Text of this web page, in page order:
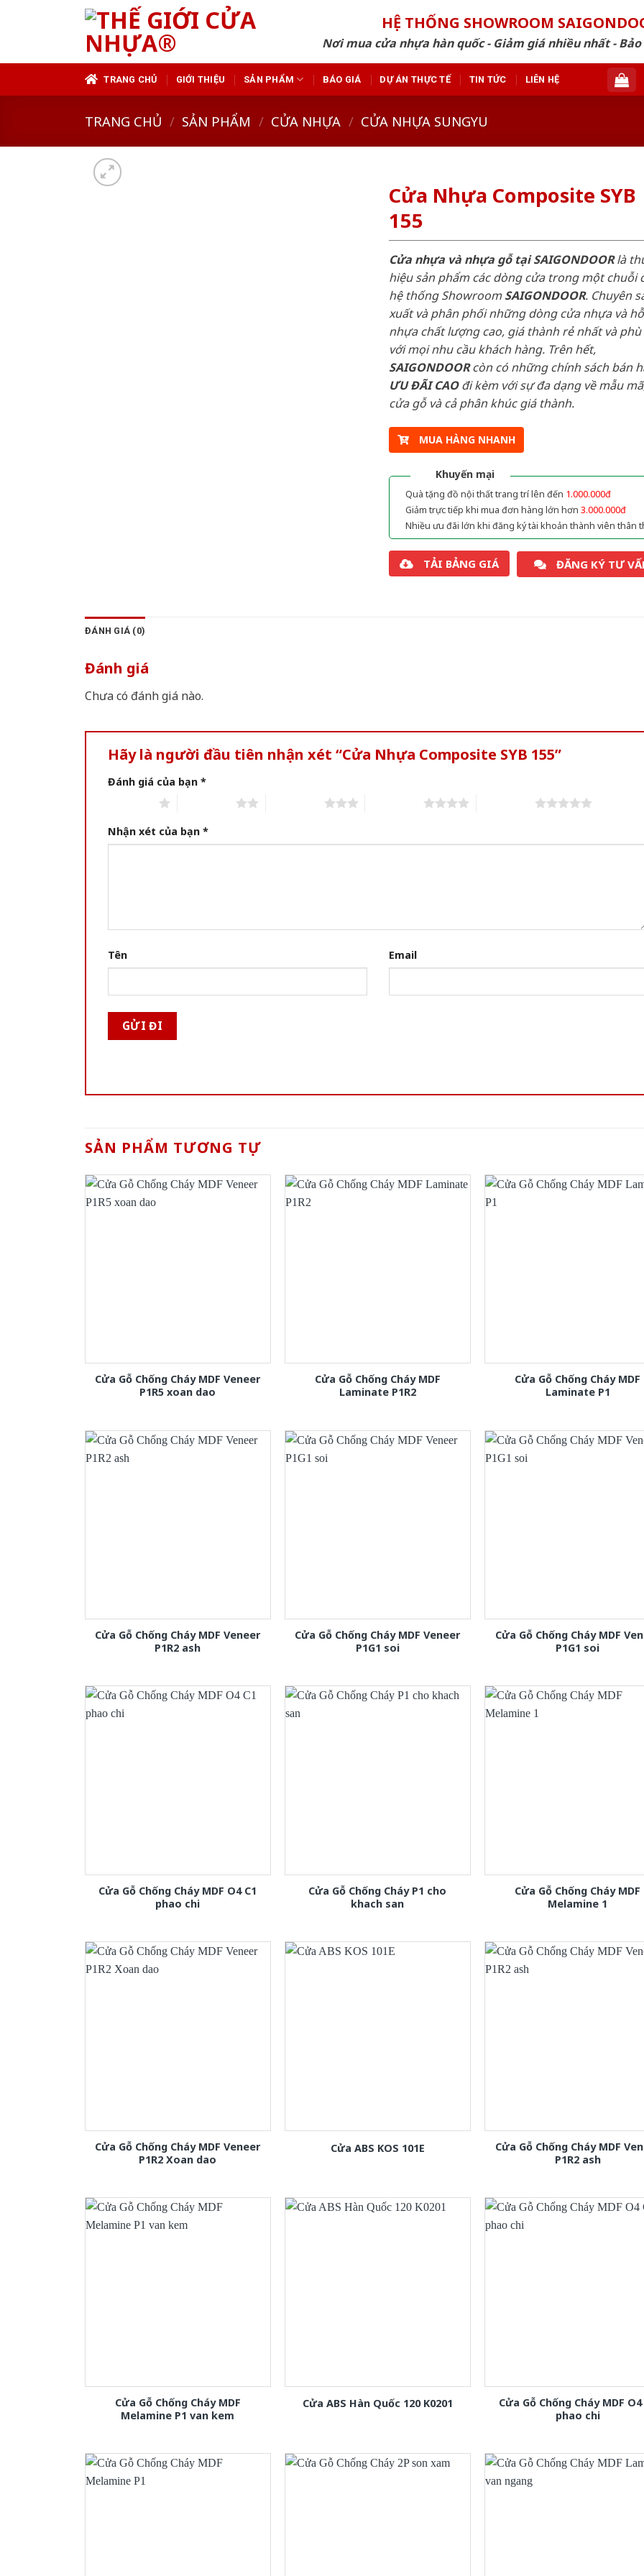
HỆ THỐNG SHOWROOM
Nơi mua cửa nhựa hàn quốc - Giảm giá nhiều nhất -
TRANG CHỦ GIỚI THIỆU SẢN PHẨM BÁO GIÁ DỰ ÁN THỰC TẾ TIN TỨC LIÊN HỆ
TRANG CHỦ / SẢN PHẨM / CỬA NHỰA / CỬA NHỰA SUNGYU
Cửa Nhựa Composite SYB
155
Cửa nhựa và nhựa gỗ tại SAIGONDOORlà
hiệu sản phẩm các dòng cửa trong một chuỗi
hệ thống ShowroomSAIGONDOOR. Chuyên
xuất và phân phối những dòng cửa nhựa và
nhựa chất lượng cao, giá thành rẻ nhất và
với mọi nhu cầu khách hàng. Trên hết,
SAIGONDOORcòn có những chính sách bán
ƯU ĐÃI CAOđi kèm với sự đa dạng về mẫu
cửa gỗ và cả phân khúc giá thành.
MUA HÀNG NHANH
Khuyến mại
Quà tặng đồ nội thất trang trí lên đến 1.000.000đ
Giảm trực tiếp khi mua đơn hàng lớn hơn 3.000.000đ
Nhiều ưu đãi lớn khi đăng ký tài khoản thành viên thân
TẢI BẢNG GIÁ ĐĂNG KÝ TƯ
ĐÁNH GIÁ (0)
Đánh giá
Chưa có đánh giá nào.
Hãy là người đầu tiên nhận xét “Cửa Nhựa Composite SYB 155”
Đánh giá của bạn *
Nhận xét của bạn *
Tên Email
SẢN PHẨM TƯƠNG TỰ
Cửa Gỗ Chống Cháy MDF Veneer
P1R5 xoan dao
Cửa Gỗ Chống Cháy MDF
Laminate P1R2
Cửa Gỗ Chống Cháy MDF
Laminate P1
Cửa Gỗ Chống Cháy MDF Veneer
P1R2 ash
Cửa Gỗ Chống Cháy MDF Veneer
P1G1 soi
Cửa Gỗ Chống Cháy MDF
P1G1 soi
Cửa Gỗ Chống Cháy MDF O4 C1
phao chi
Cửa Gỗ Chống Cháy P1 cho
khach san
Cửa Gỗ Chống Cháy MDF
Melamine 1
Cửa Gỗ Chống Cháy MDF Veneer
P1R2 Xoan dao
Cửa ABS KOS 101E
Cửa Gỗ Chống Cháy MDF
P1R2 ash
Cửa Gỗ Chống Cháy MDF
Melamine P1 van kem
Cửa ABS Hàn Quốc 120 K0201
Cửa Gỗ Chống Cháy MDF O4
phao chi